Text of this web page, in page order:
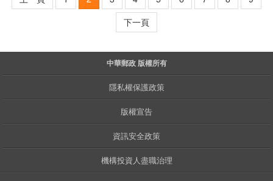
下一頁
中華郵政 版權所有
隱私權保護政策
版權宣告
資訊安全政策
機構投資人盡職治理